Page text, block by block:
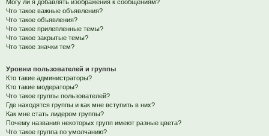
Могу ли я добавлять изображения к сообщениям?
Что такое важные объявления?
Что такое объявления?
Что такое прилепленные темы?
Что такое закрытые темы?
Что такое значки тем?
Уровни пользователей и группы
Кто такие администраторы?
Кто такие модераторы?
Что такое группы пользователей?
Где находятся группы и как мне вступить в них?
Как мне стать лидером группы?
Почему названия некоторых групп имеют разные цвета?
Что такое группа по умолчанию?